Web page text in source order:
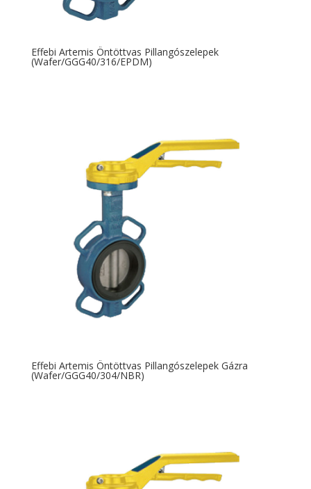
Effebi Artemis Öntöttvas Pillangószelepek
(Wafer/GGG40/316/EPDM)
Effebi Artemis Öntöttvas Pillangószelepek Gázra
(Wafer/GGG40/304/NBR)